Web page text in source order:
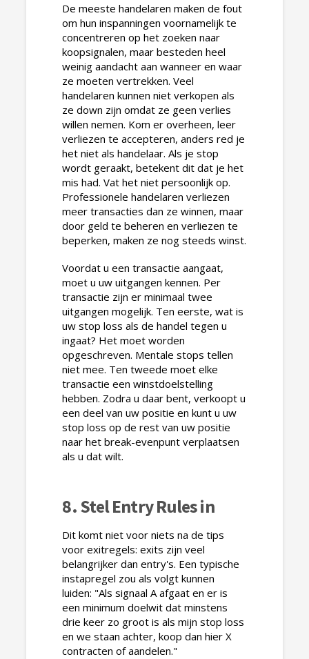
De meeste handelaren maken de fout
om hun inspanningen voornamelijk te
concentreren op het zoeken naar
koopsignalen, maar besteden heel
weinig aandacht aan wanneer en waar
ze moeten vertrekken. Veel
handelaren kunnen niet verkopen als
ze down zijn omdat ze geen verlies
willen nemen. Kom er overheen, leer
verliezen te accepteren, anders red je
het niet als handelaar. Als je stop
wordt geraakt, betekent dit dat je het
mis had. Vat het niet persoonlijk op.
Professionele handelaren verliezen
meer transacties dan ze winnen, maar
door geld te beheren en verliezen te
beperken, maken ze nog steeds winst.
Voordat u een transactie aangaat,
moet u uw uitgangen kennen. Per
transactie zijn er minimaal twee
uitgangen mogelijk. Ten eerste, wat is
uw stop loss als de handel tegen u
ingaat? Het moet worden
opgeschreven. Mentale stops tellen
niet mee. Ten tweede moet elke
transactie een winstdoelstelling
hebben. Zodra u daar bent, verkoopt u
een deel van uw positie en kunt u uw
stop loss op de rest van uw positie
naar het break-evenpunt verplaatsen
als u dat wilt.
8. Stel Entry Rules in
Dit komt niet voor niets na de tips
voor exitregels: exits zijn veel
belangrijker dan entry's. Een typische
instapregel zou als volgt kunnen
luiden: "Als signaal A afgaat en er is
een minimum doelwit dat minstens
drie keer zo groot is als mijn stop loss
en we staan ​​achter, koop dan hier X
contracten of aandelen."